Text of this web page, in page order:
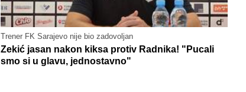
Trener FK Sarajevo nije bio zadovoljan
Zekić jasan nakon kiksa protiv Radnika! "Pucali
smo si u glavu, jednostavno"